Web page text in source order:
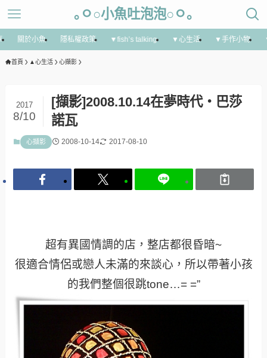
｡ㅇ○小魚吐泡泡○ㅇ｡
關於小魚 隱私權政策 ▼fish’s talking ▼心生活 ▼手作小物
首頁 ▲心生活 心擷影
[擷影]2008.10.14在夢時代‧巴莎
諾瓦
2017
8/10
心擷影 2008-10-14 2017-08-10
超有異國情調的店，整店都很昏暗~
很適合情侶或戀人未滿的來談心，所以帶著小孩
的我們整個很跳tone…= =”